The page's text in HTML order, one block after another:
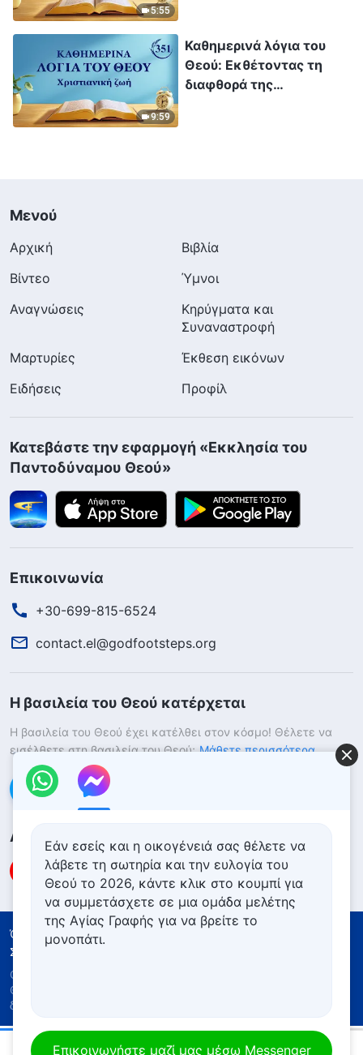
5:55
9:59
Καθημερινά λόγια του
Θεού: Εκθέτοντας τη
διαφθορά της
Μενού
Αρχική
Βιβλία
Βίντεο
Ύμνοι
Αναγνώσεις
Κηρύγματα και
Συναναστροφή
Μαρτυρίες
Έκθεση εικόνων
Ειδήσεις
Προφίλ
Κατεβάστε την εφαρμογή «Εκκλησία του
Παντοδύναμου Θεού»
Επικοινωνία
+30-699-815-6524
contact.el@godfootsteps.org
Η βασιλεία του Θεού κατέρχεται
Η βασιλεία του Θεού έχει κατέλθει στον κόσμο! Θέλετε να
εισέλθετε στη βασιλεία του Θεού; Μάθετε περισσότερα
Επικοινωνήστε μαζί μας μέσω Messenger
Ακολουθήστε μας
Όροι Χρήσης
Πολιτική απορρήτου
Συντελεστές
Copyright © 2026
Θεού
δικαιώματος.
Εάν εσείς και η οικογένειά σας θέλετε να
λάβετε τη σωτηρία και την ευλογία του
Θεού το 2026, κάντε κλικ στο κουμπί για
να συμμετάσχετε σε μια ομάδα μελέτης
της Αγίας Γραφής για να βρείτε το
μονοπάτι.
Επικοινωνήστε μαζί μας μέσω Messenger